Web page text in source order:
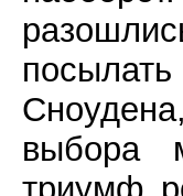
выбора